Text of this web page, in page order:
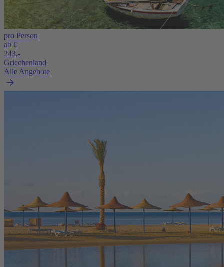
pro Person
ab €
243,-
Griechenland
Alle Angebote